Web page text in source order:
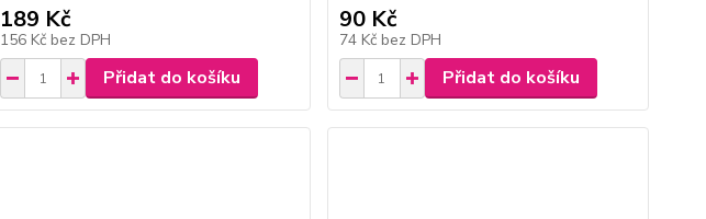
189 Kč
156 Kč bez DPH
Přidat do košíku
90 Kč
74 Kč bez DPH
Přidat do košíku